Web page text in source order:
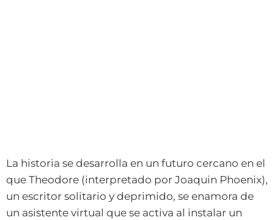
La historia se desarrolla en un futuro cercano en el
que Theodore (interpretado por Joaquin Phoenix),
un escritor solitario y deprimido, se enamora de
un asistente virtual que se activa al instalar un